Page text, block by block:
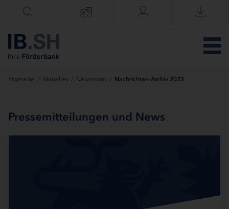
Menü überspringen
Startseite / Aktuelles / Newsroom / Nachrichten-Archiv 2023
Pressemitteilungen und News